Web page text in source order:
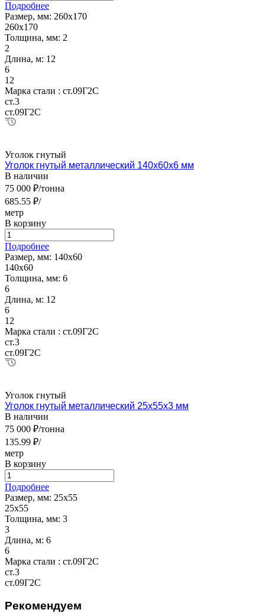
Подробнее
Размер, мм: 260х170
260х170
Толщина, мм: 2
2
Длина, м: 12
6
12
Марка стали : ст.09Г2С
ст.3
ст.09Г2С
Уголок гнутый
Уголок гнутый металлический 140х60х6 мм
В наличии
75 000 ₽/тонна
685.55 ₽/
метр
В корзину
Подробнее
Размер, мм: 140х60
140х60
Толщина, мм: 6
6
Длина, м: 12
6
12
Марка стали : ст.09Г2С
ст.3
ст.09Г2С
Уголок гнутый
Уголок гнутый металлический 25х55х3 мм
В наличии
75 000 ₽/тонна
135.99 ₽/
метр
В корзину
Подробнее
Размер, мм: 25х55
25х55
Толщина, мм: 3
3
Длина, м: 6
6
Марка стали : ст.09Г2С
ст.3
ст.09Г2С
Рекомендуем